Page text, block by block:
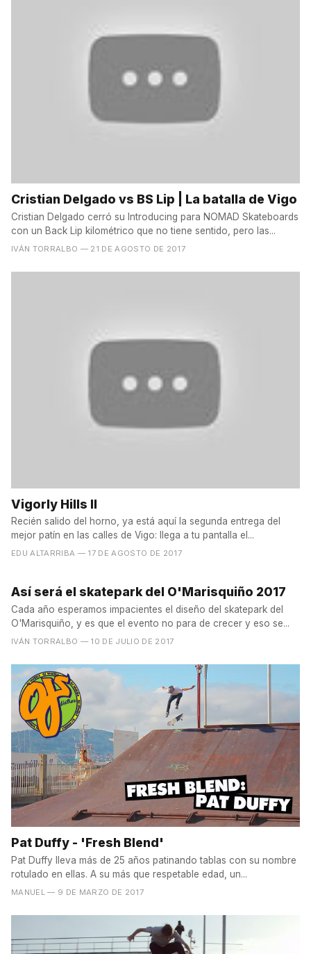
Cristian Delgado vs BS Lip | La batalla de Vigo
Cristian Delgado cerró su Introducing para NOMAD Skateboards
con un Back Lip kilométrico que no tiene sentido, pero las...
IVÁN TORRALBO — 21 DE AGOSTO DE 2017
Vigorly Hills II
Recién salido del horno, ya está aquí la segunda entrega del
mejor patín en las calles de Vigo: llega a tu pantalla el...
EDU ALTARRIBA — 17 DE AGOSTO DE 2017
Así será el skatepark del O'Marisquiño 2017
Cada año esperamos impacientes el diseño del skatepark del
O'Marisquiño, y es que el evento no para de crecer y eso se...
IVÁN TORRALBO — 10 DE JULIO DE 2017
Pat Duffy - 'Fresh Blend'
Pat Duffy lleva más de 25 años patinando tablas con su nombre
rotulado en ellas. A su más que respetable edad, un...
MANUEL — 9 DE MARZO DE 2017